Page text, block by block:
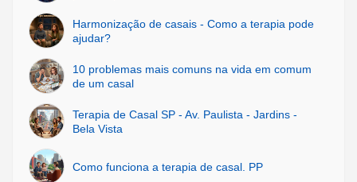
Harmonização de casais - Como a terapia pode
ajudar?
10 problemas mais comuns na vida em comum
de um casal
Terapia de Casal SP - Av. Paulista - Jardins -
Bela Vista
Como funciona a terapia de casal. PP